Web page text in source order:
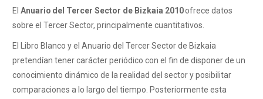
El Anuario del Tercer Sector de Bizkaia 2010ofrece datos
sobre el Tercer Sector, principalmente cuantitativos.
El Libro Blanco y el Anuario del Tercer Sector de Bizkaia
pretendían tener carácter periódico con el fin de disponer de un
conocimiento dinámico de la realidad del sector y posibilitar
comparaciones a lo largo del tiempo. Posteriormente esta